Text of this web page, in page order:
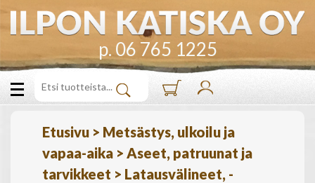
p. 06 765 1225
Etusivu > Metsästys, ulkoilu ja
vapaa-aika > Aseet, patruunat ja
tarvikkeet > Latausvälineet, -